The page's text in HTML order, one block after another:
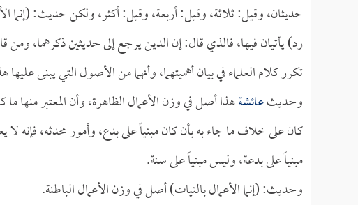
حديثان، وقيل: ثلاثة، وقيل: أربعة، وقيل: أكثر، ولكن حديث:
رد) يأتيان فيها، فالذي قال: إن الدين يرجع إلى حديثين ذكرهما،
تكرر كلام العلماء في بيان أهميتهما، وأنهما من الأصول التي يبنى عليها
وحديثعائشةهذا أصل في وزن الأعمال الظاهرة، وأن المعتبر منها
كان على خلاف ما جاء به بأن كان مبنياً على بدع، وأمور محدثه، فإنه
مبنياً على بدعة، وليس مبنياً على سنة.
وحديث: (إنما الأعمال بالنيات) أصل في وزن الأعمال الباطنة.